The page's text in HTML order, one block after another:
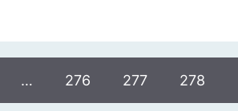
… 276 277 278